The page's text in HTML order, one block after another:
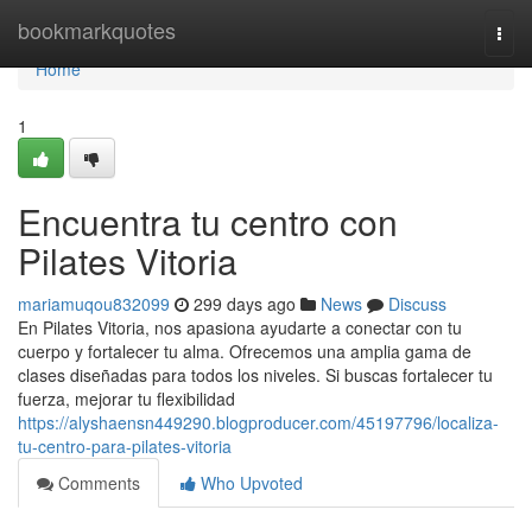
bookmarkquotes
Home
Home
1
Encuentra tu centro con
Pilates Vitoria
mariamuqou832099 299 days ago News
Discuss
En Pilates Vitoria, nos apasiona ayudarte a conectar con tu
cuerpo y fortalecer tu alma. Ofrecemos una amplia gama de
clases diseñadas para todos los niveles. Si buscas fortalecer tu
fuerza, mejorar tu flexibilidad
https://alyshaensn449290.blogproducer.com/45197796/localiza-
tu-centro-para-pilates-vitoria
Comments
Who Upvoted